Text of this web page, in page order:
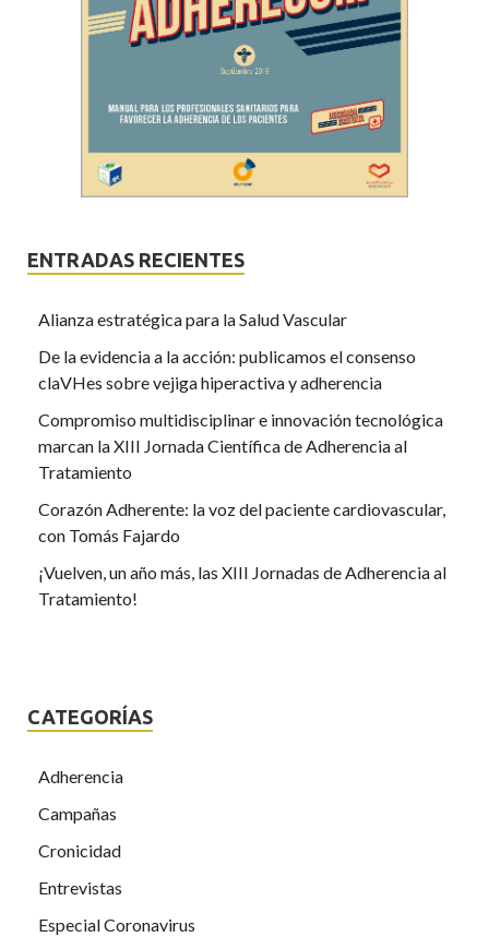
ENTRADAS RECIENTES
Alianza estratégica para la Salud Vascular
De la evidencia a la acción: publicamos el consenso
claVHes sobre vejiga hiperactiva y adherencia
Compromiso multidisciplinar e innovación tecnológica
marcan la XIII Jornada Científica de Adherencia al
Tratamiento
Corazón Adherente: la voz del paciente cardiovascular,
con Tomás Fajardo
¡Vuelven, un año más, las XIII Jornadas de Adherencia al
Tratamiento!
CATEGORÍAS
Adherencia
Campañas
Cronicidad
Entrevistas
Especial Coronavirus